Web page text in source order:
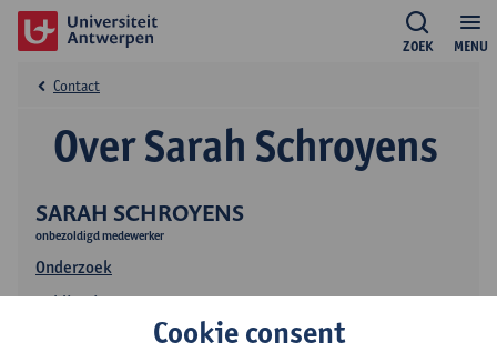
MENU
ZOEK
SARAH SCHROYENS
onbezoldigd medewerker
Onderzoek
Publicaties
Over Sarah Schroyens
Contact
Cookie consent